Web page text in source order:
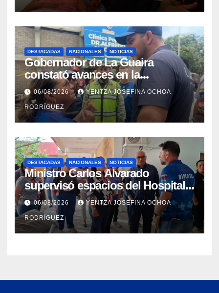
DESTACADAS NACIONALES NOTICIAS
Gobernador de La Guaira
constató avances en la
rehabilitación del Hospitalito de
Catia la Mar
06/08/2026 YENTZA JOSEFINA OCHOA
RODRÍGUEZ
DESTACADAS NACIONALES NOTICIAS
Ministro Carlos Alvarado
supervisó espacios del Hospital
Dermatológico Dr. Martín Vegas
en La Guaira
06/08/2026 YENTZA JOSEFINA OCHOA
RODRÍGUEZ